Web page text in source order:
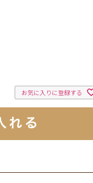
お気に入りに登録する